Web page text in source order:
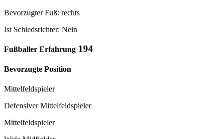
Bevorzugter Fuß: rechts
Ist Schiedsrichter: Nein
Fußballer Erfahrung 194
Bevorzugte Position
Mittelfeldspieler
Defensiver Mittelfeldspieler
Mittelfeldspieler